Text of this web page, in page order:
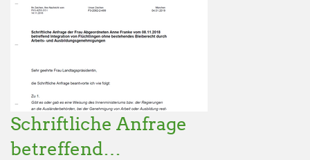
Schriftliche Anfrage
betreffend…